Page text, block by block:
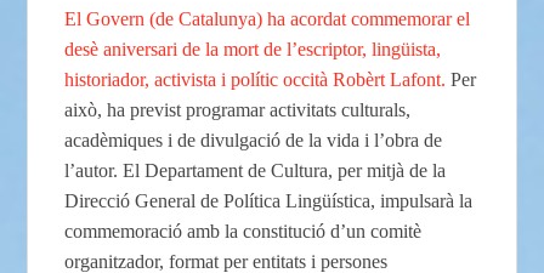
El Govern (de Catalunya) ha acordat commemorar el
desè aniversari de la mort de l’escriptor, lingüista,
historiador, activista i polític occità Robèrt Lafont.Per
això, ha previst programar activitats culturals,
acadèmiques i de divulgació de la vida i l’obra de
l’autor. El Departament de Cultura, per mitjà de la
Direcció General de Política Lingüística, impulsarà la
commemoració amb la constitució d’un comitè
organitzador, format per entitats i persones